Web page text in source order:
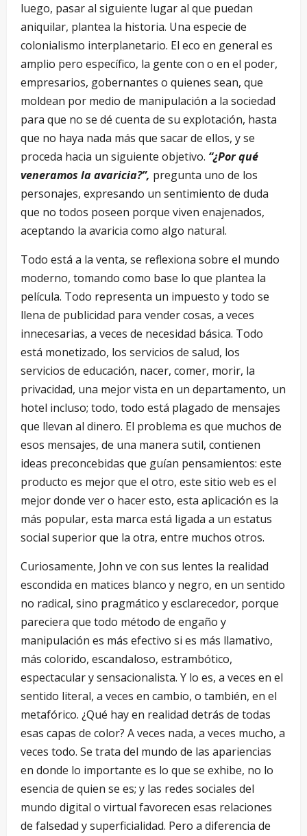
luego, pasar al siguiente lugar al que puedan
aniquilar, plantea la historia. Una especie de
colonialismo interplanetario. El eco en general es
amplio pero específico, la gente con o en el poder,
empresarios, gobernantes o quienes sean, que
moldean por medio de manipulación a la sociedad
para que no se dé cuenta de su explotación, hasta
que no haya nada más que sacar de ellos, y se
proceda hacia un siguiente objetivo. “¿Por qué
veneramos la avaricia?”, pregunta uno de los
personajes, expresando un sentimiento de duda
que no todos poseen porque viven enajenados,
aceptando la avaricia como algo natural.
Todo está a la venta, se reflexiona sobre el mundo
moderno, tomando como base lo que plantea la
película. Todo representa un impuesto y todo se
llena de publicidad para vender cosas, a veces
innecesarias, a veces de necesidad básica. Todo
está monetizado, los servicios de salud, los
servicios de educación, nacer, comer, morir, la
privacidad, una mejor vista en un departamento, un
hotel incluso; todo, todo está plagado de mensajes
que llevan al dinero. El problema es que muchos de
esos mensajes, de una manera sutil, contienen
ideas preconcebidas que guían pensamientos: este
producto es mejor que el otro, este sitio web es el
mejor donde ver o hacer esto, esta aplicación es la
más popular, esta marca está ligada a un estatus
social superior que la otra, entre muchos otros.
Curiosamente, John ve con sus lentes la realidad
escondida en matices blanco y negro, en un sentido
no radical, sino pragmático y esclarecedor, porque
pareciera que todo método de engaño y
manipulación es más efectivo si es más llamativo,
más colorido, escandaloso, estrambótico,
espectacular y sensacionalista. Y lo es, a veces en el
sentido literal, a veces en cambio, o también, en el
metafórico. ¿Qué hay en realidad detrás de todas
esas capas de color? A veces nada, a veces mucho, a
veces todo. Se trata del mundo de las apariencias
en donde lo importante es lo que se exhibe, no lo
esencia de quien se es; y las redes sociales del
mundo digital o virtual favorecen esas relaciones
de falsedad y superficialidad. Pero a diferencia de